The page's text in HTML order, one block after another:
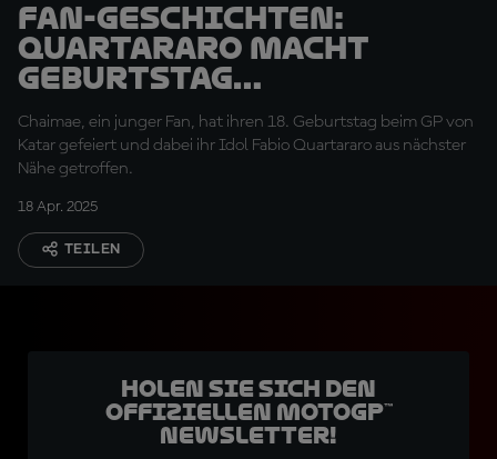
Fan-Geschichten:
Quartararo macht
Geburtstag
unvergesslich
Chaimae, ein junger Fan, hat ihren 18. Geburtstag beim GP von
Katar gefeiert und dabei ihr Idol Fabio Quartararo aus nächster
Nähe getroffen.
18 Apr. 2025
TEILEN
Holen Sie sich den
offiziellen MotoGP™
Newsletter!